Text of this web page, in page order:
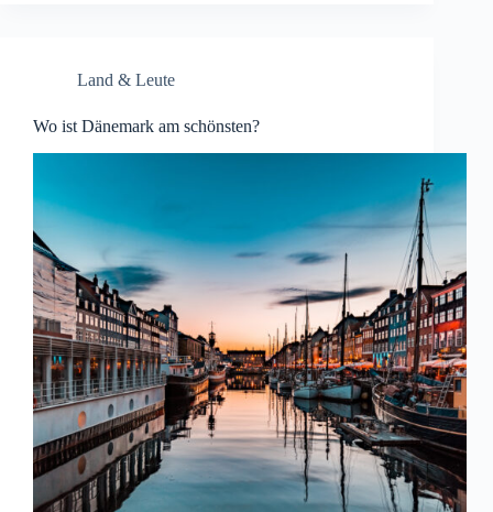
Land & Leute
Wo ist Dänemark am schönsten?